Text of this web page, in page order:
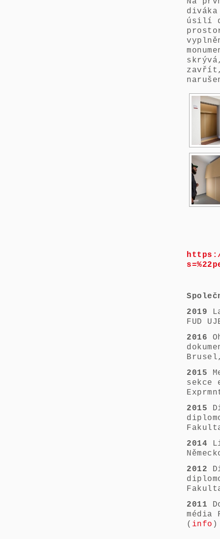
úsilí
2019
FUD
2016
2015
sekce
2015
2014
2012
2011
média
( info )